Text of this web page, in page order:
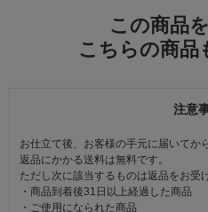
この商品
こちらの商品
注意
お仕立て後、お客様の手元に届いてか
返品にかかる送料は無料です。
ただし次に該当するものは返品をお受
・商品到着後31日以上経過した商品
・ご使用になられた商品